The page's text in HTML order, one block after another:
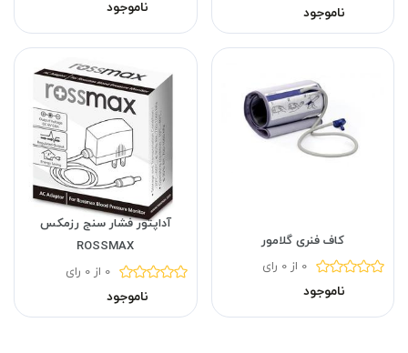
ناموجود ناموجود
کاف فنری گلامور
0 از 0 رای
ناموجود
آداپتور فشار سنج رزمکس
ROSSMAX
0 از 0 رای
ناموجود